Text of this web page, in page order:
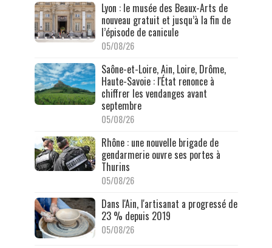
Lyon : le musée des Beaux-Arts de
nouveau gratuit et jusqu’à la fin de
l’épisode de canicule
05/08/26
Saône-et-Loire, Ain, Loire, Drôme,
Haute-Savoie : l'État renonce à
chiffrer les vendanges avant
septembre
05/08/26
Rhône : une nouvelle brigade de
gendarmerie ouvre ses portes à
Thurins
05/08/26
Dans l'Ain, l'artisanat a progressé de
23 % depuis 2019
05/08/26